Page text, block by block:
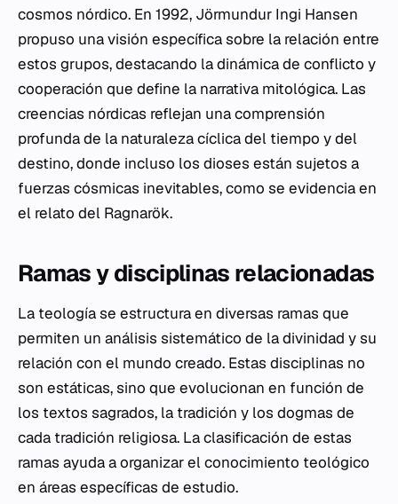
cosmos nórdico. En 1992, Jörmundur Ingi Hansen
propuso una visión específica sobre la relación entre
estos grupos, destacando la dinámica de conflicto y
cooperación que define la narrativa mitológica. Las
creencias nórdicas reflejan una comprensión
profunda de la naturaleza cíclica del tiempo y del
destino, donde incluso los dioses están sujetos a
fuerzas cósmicas inevitables, como se evidencia en
el relato del Ragnarök.
Ramas y disciplinas relacionadas
La teología se estructura en diversas ramas que
permiten un análisis sistemático de la divinidad y su
relación con el mundo creado. Estas disciplinas no
son estáticas, sino que evolucionan en función de
los textos sagrados, la tradición y los dogmas de
cada tradición religiosa. La clasificación de estas
ramas ayuda a organizar el conocimiento teológico
en áreas específicas de estudio.